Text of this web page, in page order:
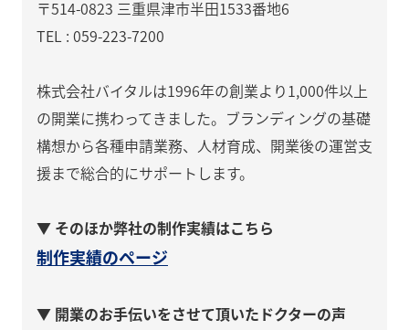
〒514-0823 三重県津市半田1533番地6
TEL : 059-223-7200
株式会社バイタルは1996年の創業より1,000件以上
の開業に携わってきました。ブランディングの基礎
構想から各種申請業務、人材育成、開業後の運営支
援まで総合的にサポートします。
▼ そのほか弊社の制作実績はこちら
制作実績のページ
▼ 開業のお手伝いをさせて頂いたドクターの声